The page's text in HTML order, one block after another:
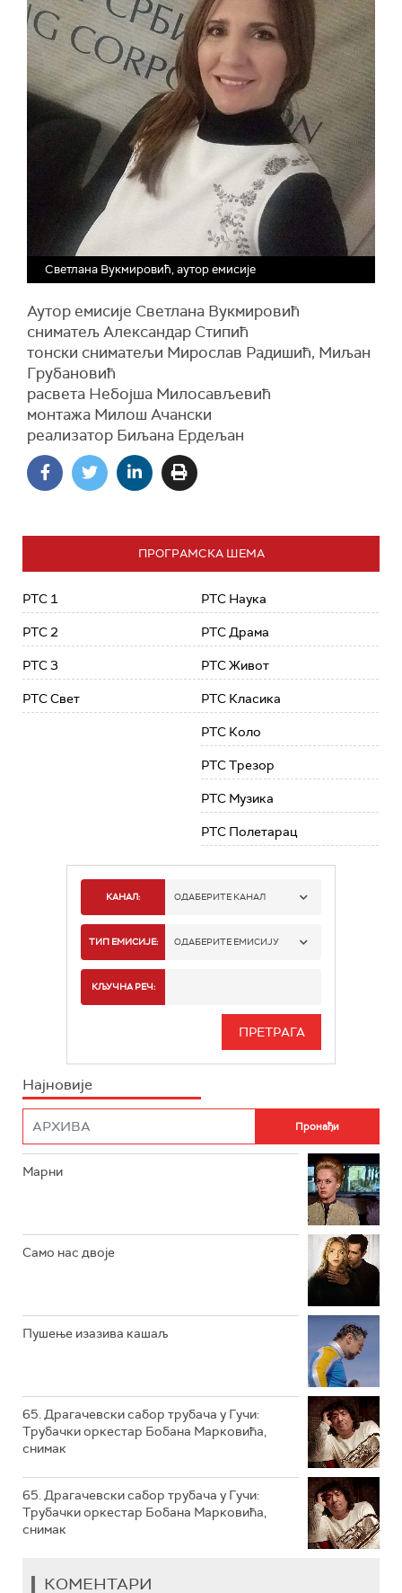
Светлана Вукмировић, аутор емисије
Аутор емисије Светлана Вукмировић
сниматељ Александар Стипић
тонски сниматељи Мирослав Радишић, Миљан
Грубановић
расвета Небојша Милосављевић
монтажа Милош Ачански
реализатор Биљана Ердељан
ПРОГРАМСКА ШЕМА
РТС 1
РТС 2
РТС 3
РТС Свет
РТС Наука
РТС Драма
РТС Живот
РТС Класика
РТС Коло
РТС Трезор
РТС Музика
РТС Полетарац
КАНАЛ: ОДАБЕРИТЕ КАНАЛ
РТС 1
РТС 3
ТИП ЕМИСИЈЕ: ОДАБЕРИТЕ ЕМИСИЈУ
ИНФО
КЉУЧНА РЕЧ:
Најновије
Марни
Само нас двоје
Пушење изазива кашаљ
65. Драгачевски сабор трубача у Гучи:
Трубачки оркестар Бобана Марковића,
снимак
65. Драгачевски сабор трубача у Гучи:
Трубачки оркестар Бобана Марковића,
снимак
КОМЕНТАРИ